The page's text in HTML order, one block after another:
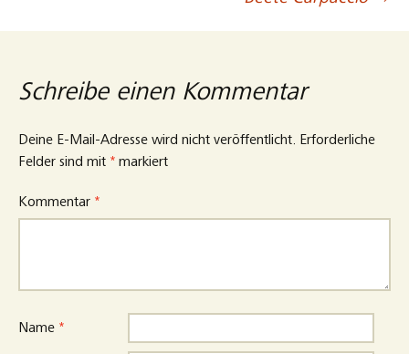
Schreibe einen Kommentar
Deine E-Mail-Adresse wird nicht veröffentlicht. Erforderliche
Felder sind mit * markiert
Kommentar *
Name *